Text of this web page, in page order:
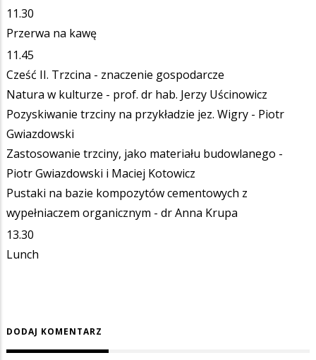
11.30
Przerwa na kawę
11.45
Cześć II. Trzcina - znaczenie gospodarcze
Natura w kulturze - prof. dr hab. Jerzy Uścinowicz
Pozyskiwanie trzciny na przykładzie jez. Wigry - Piotr
Gwiazdowski
Zastosowanie trzciny, jako materiału budowlanego -
Piotr Gwiazdowski i Maciej Kotowicz
Pustaki na bazie kompozytów cementowych z
wypełniaczem organicznym - dr Anna Krupa
13.30
Lunch
DODAJ KOMENTARZ